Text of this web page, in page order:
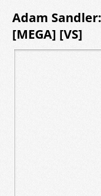
Adam
[MEGA] [VS]